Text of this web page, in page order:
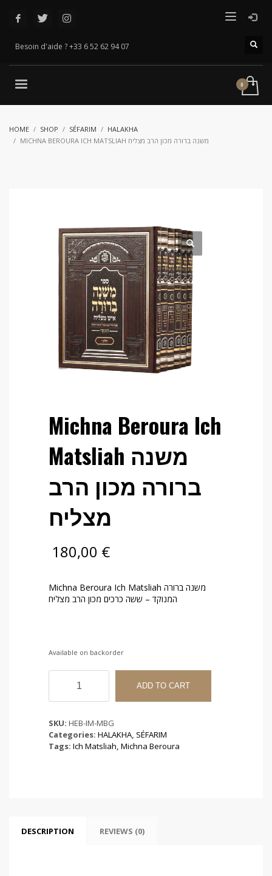
Besoin d'aide ? +33 6 52 62 94 07
HOME SHOP SÉFARIM
HALAKHA
MICHNA BEROURA ICH MATSLIAH משנה ברורה מכון הרב מצליח
Michna Beroura Ich
Matsliah משנה
ברורה מכון הרב
מצליח
180,00 €
Michna Beroura Ich Matsliah משנה ברורה
המנוקד – ששה כרכים מכון הרב מצליח
Available on backorder
Michna
Beroura
Ich
משנה
ברורה
מכון
ADD TO CART
SKU: HEB-IM-MBG
Categories: HALAKHA, SÉFARIM
Tags: Ich Matsliah, Michna Beroura
DESCRIPTION REVIEWS (0)